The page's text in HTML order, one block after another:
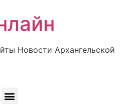
Новости Архангельской